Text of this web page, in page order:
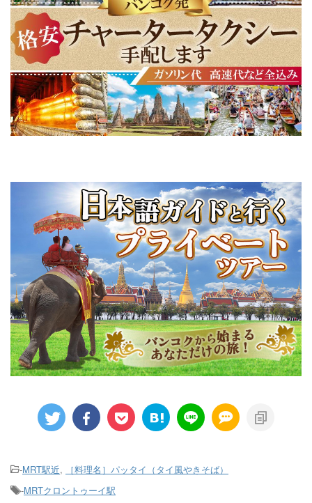
-MRT駅近,
［料理名］パッタイ（タイ風やきそば）
-MRTクロントゥーイ駅